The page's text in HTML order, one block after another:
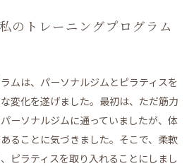
のトレーニングプログラム
ムは、パーソナルジムとピラティスを
変化を遂げました。最初は、ただ筋力
ーソナルジムに通っていましたが、体
ることに気づきました。そこで、柔軟
ピラティスを取り入れることにしまし